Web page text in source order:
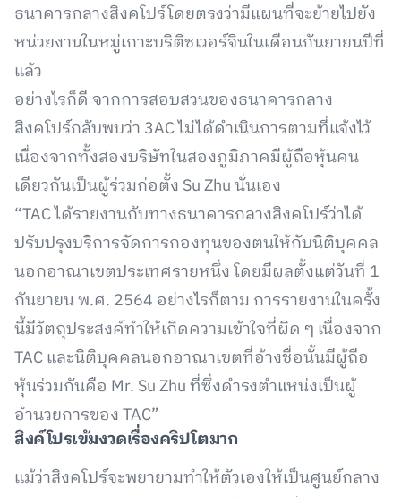
ธนาคารกลางสิงคโปร์โดยตรงว่ามีแผนที่จะย้ายไปยัง
หน่วยงานในหมู่เกาะบริติชเวอร์จินในเดือนกันยายนปีที่
แล้ว
อย่างไรก็ดี จากการสอบสวนของธนาคารกลาง
สิงคโปร์กลับพบว่า 3AC ไม่ได้ดำเนินการตามที่แจ้งไว้
เนื่องจากทั้งสองบริษัทในสองภูมิภาคมีผู้ถือหุ้นคน
เดียวกันเป็นผู้ร่วมก่อตั้ง Su Zhu นั่นเอง
“TAC ได้รายงานกับทางธนาคารกลางสิงคโปร์ว่าได้
ปรับปรุงบริการจัดการกองทุนของตนให้กับนิติบุคคล
นอกอาณาเขตประเทศรายหนึ่ง โดยมีผลตั้งแต่วันที่ 1
กันยายน พ.ศ. 2564 อย่างไรก็ตาม การรายงานในครั้ง
นี้มีวัตถุประสงค์ทำให้เกิดความเข้าใจที่ผิด ๆ เนื่องจาก
TAC และนิติบุคคลนอกอาณาเขตที่อ้างชื่อนั้นมีผู้ถือ
หุ้นร่วมกันคือ Mr. Su Zhu ที่ซึ่งดำรงตำแหน่งเป็นผู้
อำนวยการของ TAC”
สิงค์โปรเข้มงวดเรื่องคริปโตมาก
แม้ว่าสิงคโปร์จะพยายามทำให้ตัวเองให้เป็นศูนย์กลาง